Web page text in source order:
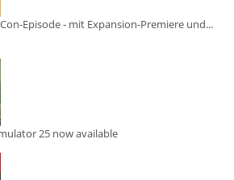
Episode - mit Expansion-Premiere und...
25 now available